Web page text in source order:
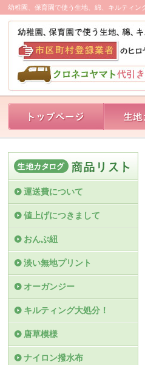
幼稚園、保育園で使う生地、綿、キルティ
運送費について
値上げにつきまして
おんぶ紐
淡い無地プリント
オーガンジー
キルティング大処分！
唐草模様
ナイロン撥水布